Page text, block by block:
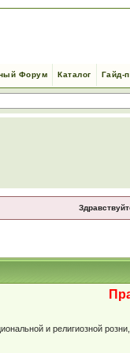
Форум Каталог Гайд-
и религиозной